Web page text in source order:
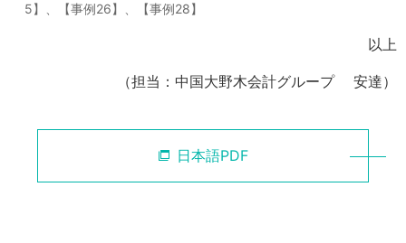
5】、【事例26】、【事例28】
以上
（担当：中国大野木会計グループ 安達）
日本語PDF